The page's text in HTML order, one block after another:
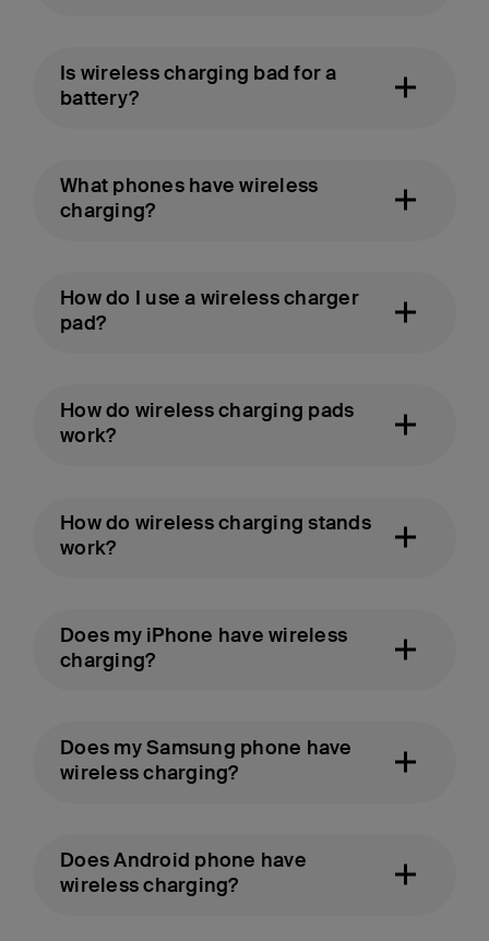
Is wireless charging bad for a
battery?
What phones have wireless
charging?
How do I use a wireless charger
pad?
How do wireless charging pads
work?
How do wireless charging stands
work?
Does my iPhone have wireless
charging?
Does my Samsung phone have
wireless charging?
Does Android phone have
wireless charging?